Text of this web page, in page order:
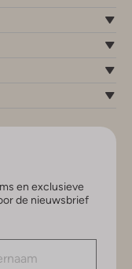
en exclusieve
de nieuwsbrief